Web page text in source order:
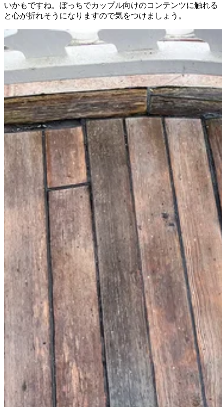
いかもですね。ぼっちでカップル向けのコンテンツに触れる
と心が折れそうになりますので気をつけましょう。